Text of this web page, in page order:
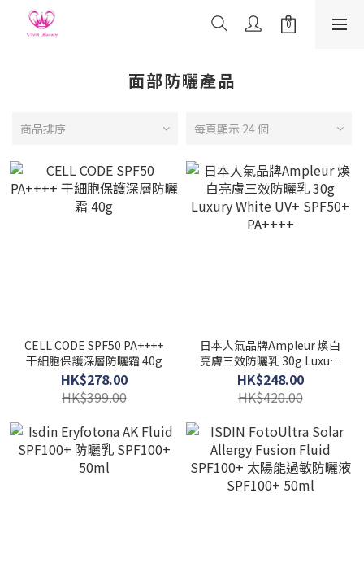
面部防曬產品
商品排序 每頁顯示 24 個
CELL CODE SPF50 PA++++
干細胞保護深層防曬霜 40g
HK$278.00
HK$399.00
日本人氣品牌Ampleur 煥白
亮膚三效防曬乳 30g Luxury
White UV+ SPF50+ PA++++
HK$248.00
HK$420.00